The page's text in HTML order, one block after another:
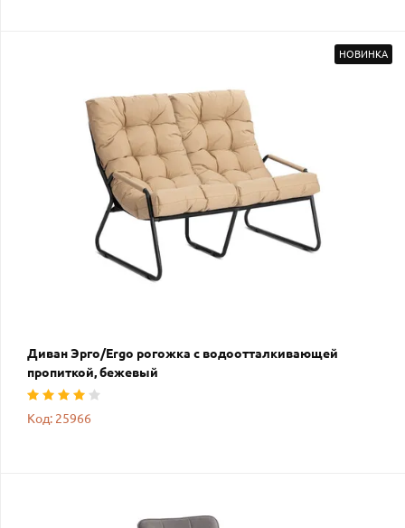
НОВИНКА
Диван Эрго/Ergo рогожка с водоотталкивающей
пропиткой, бежевый
Код: 25966